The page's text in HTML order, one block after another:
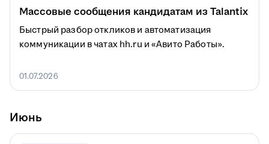
Массовые сообщения кандидатам из Talantix
Быстрый разбор откликов и автоматизация
коммуникации в чатах hh.ru и «Авито Работы».
01.07.2026
Июнь